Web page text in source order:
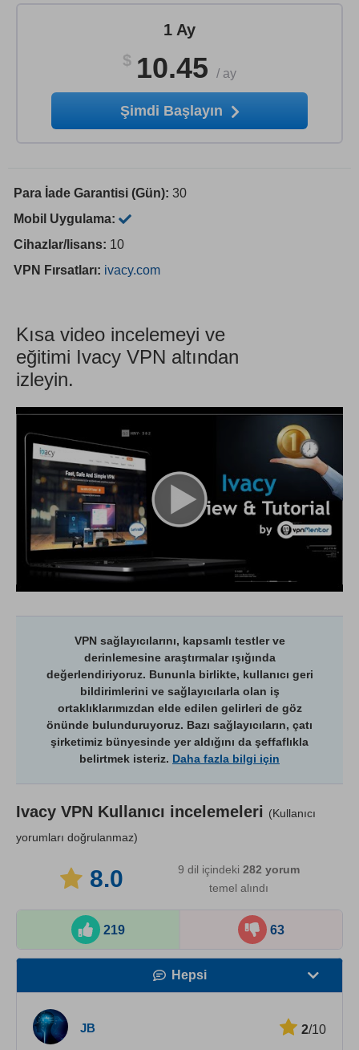
1 Ay
$ 10.45 / ay
Şimdi Başlayın
Para İade Garantisi (Gün): 30
Mobil Uygulama:
Cihazlar/lisans: 10
VPN Fırsatları: ivacy.com
Kısa video incelemeyi ve
eğitimi Ivacy VPN altından
izleyin.
VPN sağlayıcılarını, kapsamlı testler ve
derinlemesine araştırmalar ışığında
değerlendiriyoruz. Bununla birlikte, kullanıcı geri
bildirimlerini ve sağlayıcılarla olan iş
ortaklıklarımızdan elde edilen gelirleri de göz
önünde bulunduruyoruz. Bazı sağlayıcıların, çatı
şirketimiz bünyesinde yer aldığını da şeffaflıkla
belirtmek isteriz. Daha fazla bilgi için
Ivacy VPN Kullanıcı incelemeleri (Kullanıcı
yorumları doğrulanmaz)
8.0 9 dil içindeki282 yorum
temel alındı
219 63
Hepsi
JB 2/10